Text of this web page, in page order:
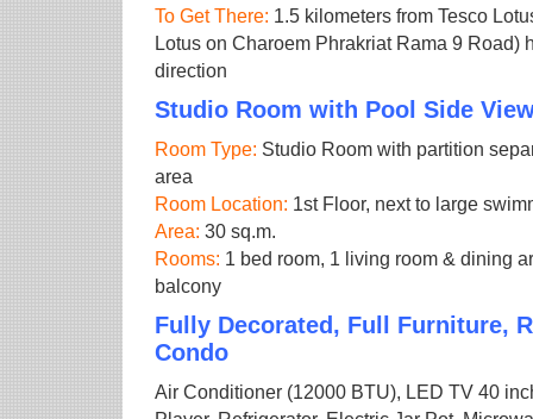
To Get There: 1.5 kilometers from Tesco
Lotus on Charoem Phrakriat Rama 9 Road)
direction
Studio Room with Pool Side
Room Type: Studio Room with partition
area
Room Location: 1st Floor, next to large
Area: 30 sq.m.
Rooms: 1 bed room, 1 living room & dining
balcony
Fully Decorated, Full Furniture,
Condo
Air Conditioner (12000 BTU), LED TV 40